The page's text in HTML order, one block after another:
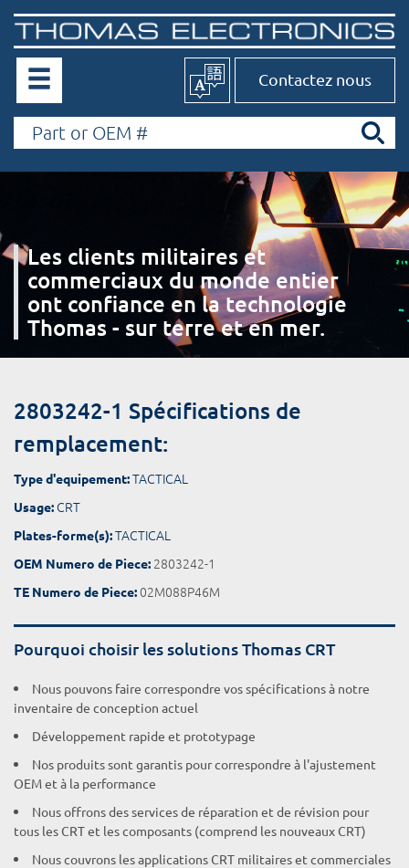
Contactez nous
Les clients militaires et
commerciaux du monde entier
ont confiance en la technologie
Thomas - sur terre et en mer.
2803242-1 Spécifications de
remplacement:
Type d'equipement:TACTICAL
Usage: CRT
Plates-forme(s):TACTICAL
OEM Numero de Piece: 2803242-1
TE Numero de Piece:02M088P46M
Pourquoi choisir les solutions Thomas CRT
Nous pouvons faire correspondre vos spécifications à notre
inventaire de conception actuel
Développement rapide et prototypage
Nos produits sont garantis pour correspondre à l'ajustement
OEM et à la performance
Nous offrons des services de réparation et de révision pour
tous les CRT et les composants (comprend les nouveaux CRT)
Nous couvrons les applications CRT militaires et commerciales